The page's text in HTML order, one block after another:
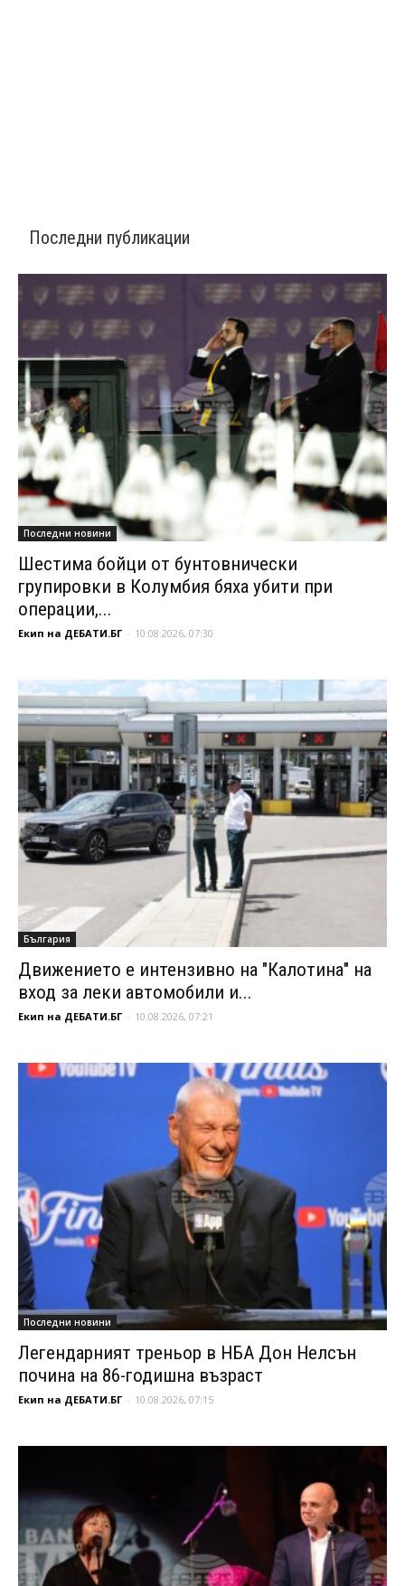
Последни публикации
Последни новини
Шестима бойци от бунтовнически
групировки в Колумбия бяха убити при
операции,...
Екип на ДЕБАТИ.БГ - 10.08.2026, 07:30
България
Движението е интензивно на "Калотина" на
вход за леки автомобили и...
Екип на ДЕБАТИ.БГ - 10.08.2026, 07:21
Последни новини
Легендарният треньор в НБА Дон Нелсън
почина на 86-годишна възраст
Екип на ДЕБАТИ.БГ - 10.08.2026, 07:15